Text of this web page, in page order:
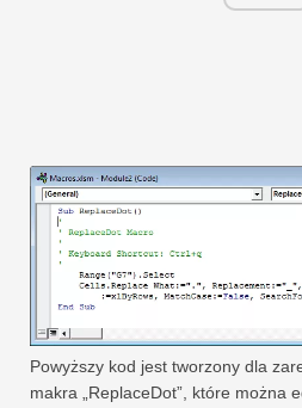
Powyższy kod jest tworzony dla
makra „ReplaceDot”, które można